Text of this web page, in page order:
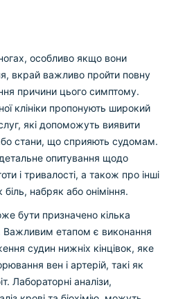
особливо якщо вони
вкрай важливо пройти повну
причини цього симптому.
клініки пропонують широкий
які допоможуть виявити
стани, що сприяють судомам.
опитування щодо
і тривалості, а також про інші
набряк або оніміння.
бути призначено кілька
Важливим етапом є виконання
судин нижніх кінцівок, яке
вен і артерій, такі як
Лабораторні аналізи,